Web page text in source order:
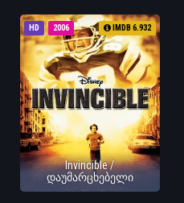
HD 2006 IMDB 6.932
Invincible /
დაუმარცხებელი